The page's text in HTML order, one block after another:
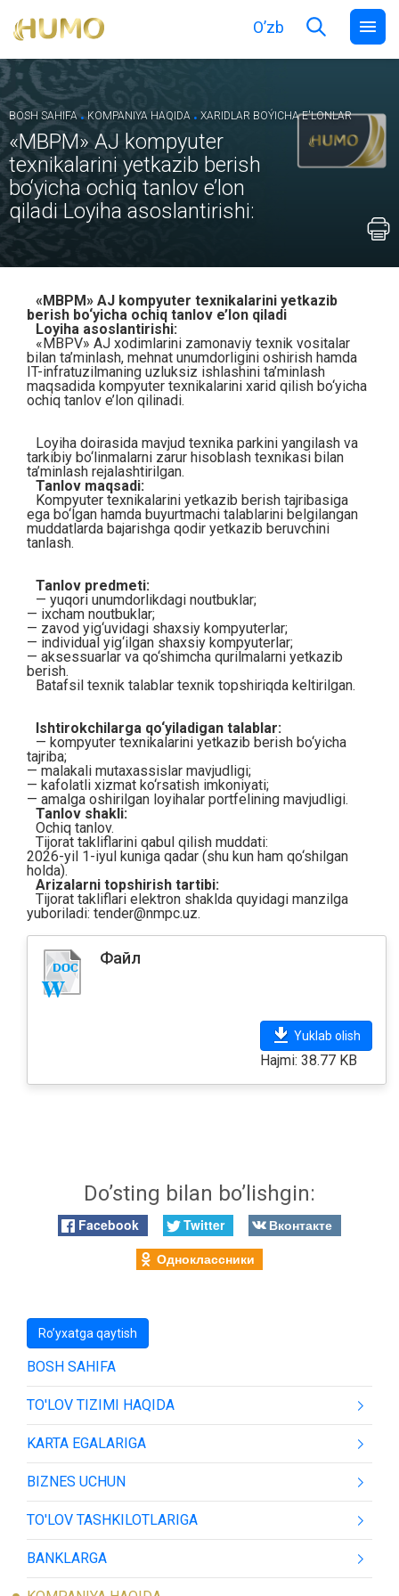
O’zb
BOSH SAHIFA . KOMPANIYA HAQIDA . XARIDLAR BOÝICHA E'LONLAR
«МBPM» AJ kompyuter
texnikalarini yetkazib berish
bo‘yicha ochiq tanlov e’lon
qiladi Loyiha asoslantirishi:
«МBPM» AJ kompyuter texnikalarini yetkazib
berish bo‘yicha ochiq tanlov e’lon qiladi
Loyiha asoslantirishi:
«MBPV» AJ xodimlarini zamonaviy texnik vositalar
bilan ta’minlash, mehnat unumdorligini oshirish hamda
IT-infratuzilmaning uzluksiz ishlashini ta’minlash
maqsadida kompyuter texnikalarini xarid qilish bo‘yicha
ochiq tanlov e’lon qilinadi.
Loyiha doirasida mavjud texnika parkini yangilash va
tarkibiy bo‘linmalarni zarur hisoblash texnikasi bilan
ta’minlash rejalashtirilgan.
Tanlov maqsadi:
Kompyuter texnikalarini yetkazib berish tajribasiga
ega bo‘lgan hamda buyurtmachi talablarini belgilangan
muddatlarda bajarishga qodir yetkazib beruvchini
tanlash.
Tanlov predmeti:
— yuqori unumdorlikdagi noutbuklar;
— ixcham noutbuklar;
— zavod yig‘uvidagi shaxsiy kompyuterlar;
— individual yig‘ilgan shaxsiy kompyuterlar;
— aksessuarlar va qo‘shimcha qurilmalarni yetkazib
berish.
Batafsil texnik talablar texnik topshiriqda keltirilgan.
Ishtirokchilarga qo‘yiladigan talablar:
— kompyuter texnikalarini yetkazib berish bo‘yicha
tajriba;
— malakali mutaxassislar mavjudligi;
— kafolatli xizmat ko‘rsatish imkoniyati;
— amalga oshirilgan loyihalar portfelining mavjudligi.
Tanlov shakli:
Ochiq tanlov.
Tijorat takliflarini qabul qilish muddati:
2026-yil 1-iyul kuniga qadar (shu kun ham qo‘shilgan
holda).
Arizalarni topshirish tartibi:
Tijorat takliflari elektron shaklda quyidagi manzilga
yuboriladi: tender@nmpc.uz.
Файл
Yuklab olish
Hajmi: 38.77 KB
Do’sting bilan bo’lishgin:
Facebook Twitter
Вконтакте
Одноклассники
Ro’yxatga qaytish
BOSH SAHIFA
TO'LOV TIZIMI HAQIDA
KARTA EGALARIGA
BIZNES UCHUN
TO'LOV TASHKILOTLARIGA
BANKLARGA